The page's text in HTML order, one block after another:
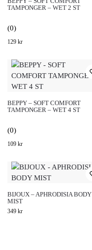
TAMPONGER – WET 2 ST
(0)
129 kr
BEPPY – SOFT COMFORT
TAMPONGER – WET 4 ST
(0)
109 kr
BIJOUX – APHRODISIA BODY
MIST
349 kr